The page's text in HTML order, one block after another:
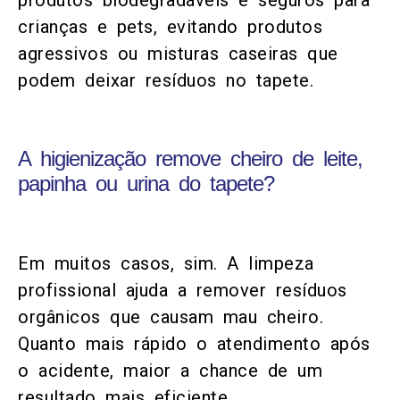
crianças e pets, evitando produtos
agressivos ou misturas caseiras que
podem deixar resíduos no tapete.
A higienização remove cheiro de leite,
papinha ou urina do tapete?
Em muitos casos, sim. A limpeza
profissional ajuda a remover resíduos
orgânicos que causam mau cheiro.
Quanto mais rápido o atendimento após
o acidente, maior a chance de um